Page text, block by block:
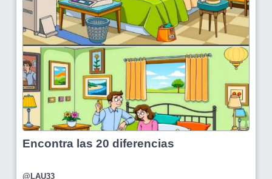
Encontra las 20 diferencias
@LAU33